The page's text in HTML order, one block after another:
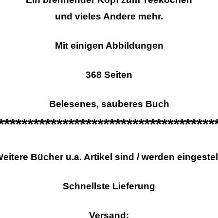
und vieles Andere mehr.
Mit einigen Abbildungen
368 Seiten
Belesenes, sauberes Buch
Bücher u.a. Artikel sind / werden
Schnellste Lieferung
Versand: